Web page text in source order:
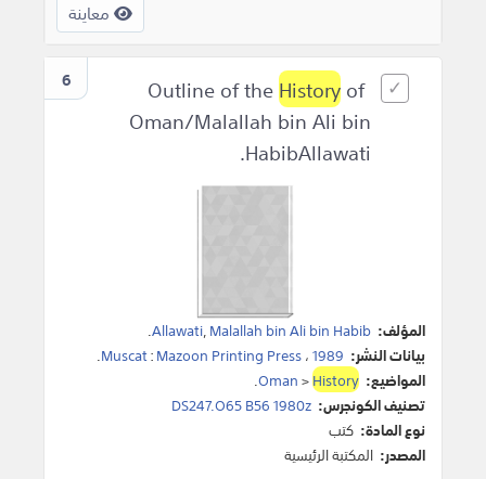
معاينة
6 Outline of the
Historyof
Oman/Malallah bin Ali bin
HabibAllawati.
المؤلف: Allawati,Malallah bin Ali bin Habib
.
بيانات النشر:
Muscat:Mazoon Printing Press،1989
.
المواضيع:
Oman>History
.
تصنيف الكونجرس: DS247.O65 B56 1980z
نوع المادة: كتب
المصدر: المكتبة الرئيسية